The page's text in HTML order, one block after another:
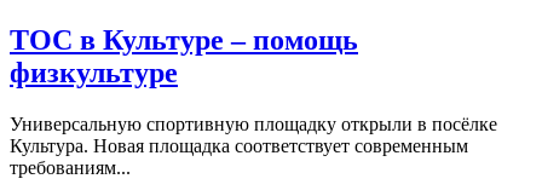
ТОС в Культуре – помощь
физкультуре
Универсальную спортивную площадку открыли в посёлке
Культура. Новая площадка соответствует современным
требованиям...